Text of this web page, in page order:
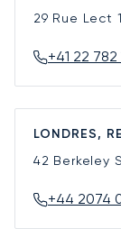
29 Rue Lect
+41 22 782
LONDRES,
42 Berkeley
+44 2074